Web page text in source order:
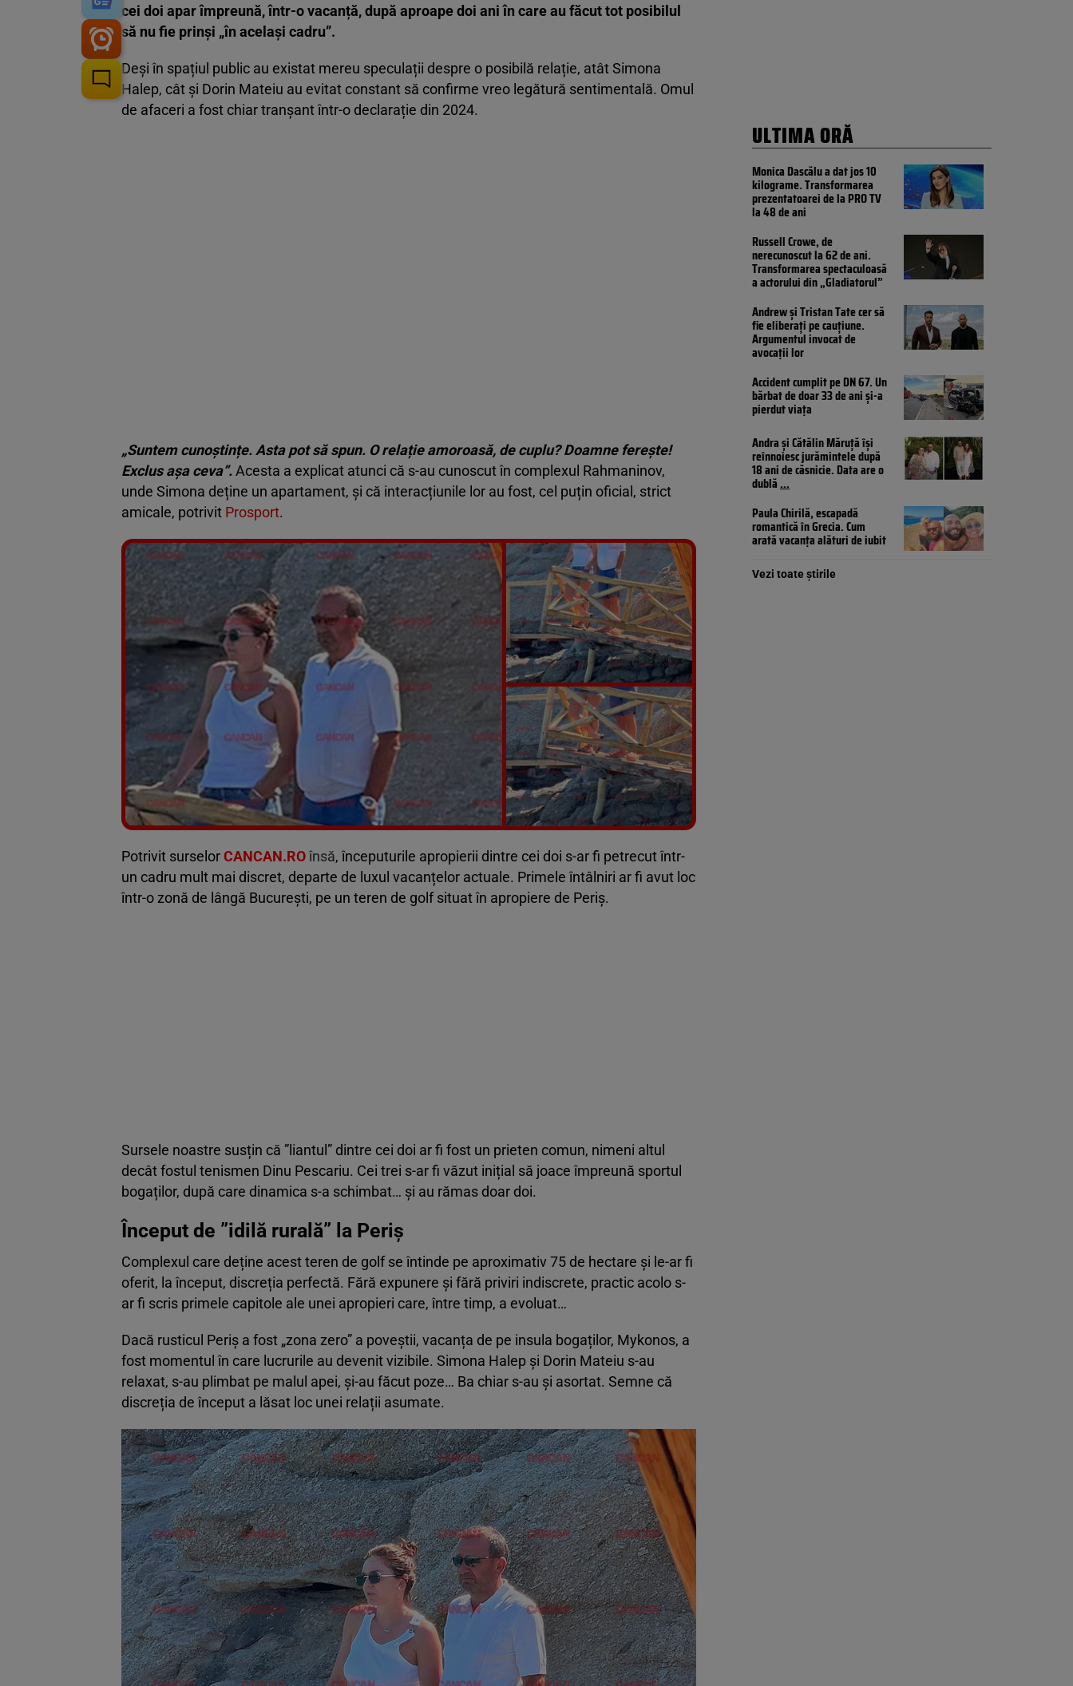
cei doi apar împreună, într-o vacanță, după aproape doi ani în care au făcut tot posibilul
să nu fie prinși „în același cadru”.
Deși în spațiul public au existat mereu speculații despre o posibilă relație, atât Simona
Halep, cât și Dorin Mateiu au evitat constant să confirme vreo legătură sentimentală. Omul
de afaceri a fost chiar tranșant într-o declarație din 2024.
„Suntem cunoștințe. Asta pot să spun. O relație amoroasă, de cuplu? Doamne ferește!
Exclus așa ceva”.Acesta a explicat atunci că s-au cunoscut în complexul Rahmaninov,
unde Simona deține un apartament, și că interacțiunile lor au fost, cel puțin oficial, strict
amicale, potrivit Prosport.
Vezi galeria foto
7 poze
Potrivit surselorCANCAN.ROînsă, începuturile apropierii dintre cei doi s-ar fi petrecut într-
un cadru mult mai discret, departe de luxul vacanțelor actuale. Primele întâlniri ar fi avut loc
într-o zonă de lângă București, pe un teren de golf situat în apropiere de Periș.
Sursele noastre susțin că ”liantul” dintre cei doi ar fi fost un prieten comun, nimeni altul
decât fostul tenismen Dinu Pescariu. Cei trei s-ar fi văzut inițial să joace împreună sportul
bogaților, după care dinamica s-a schimbat… și au rămas doar doi.
Început de ”idilă rurală” la Periș
Complexul care deține acest teren de golf se întinde pe aproximativ 75 de hectare și le-ar fi
oferit, la început, discreția perfectă. Fără expunere și fără priviri indiscrete, practic acolo s-
ar fi scris primele capitole ale unei apropieri care, între timp, a evoluat…
Dacă rusticul Periș a fost „zona zero” a poveștii, vacanța de pe insula bogaților, Mykonos, a
fost momentul în care lucrurile au devenit vizibile. Simona Halep și Dorin Mateiu s-au
relaxat, s-au plimbat pe malul apei, și-au făcut poze… Ba chiar s-au și asortat. Semne că
discreția de început a lăsat loc unei relații asumate.
ULTIMA ORĂ
Monica Dascălu a dat jos 10
kilograme. Transformarea
prezentatoarei de la PRO TV
la 48 de ani
Russell Crowe, de
nerecunoscut la 62 de ani.
Transformarea spectaculoasă
a actorului din „Gladiatorul”
Andrew și Tristan Tate cer să
fie eliberați pe cauțiune.
Argumentul invocat de
avocații lor
Accident cumplit pe DN 67. Un
bărbat de doar 33 de ani și-a
pierdut viața
Andra și Cătălin Măruță își
reînnoiesc jurămintele după
18 ani de căsnicie. Data are o
dublă...
Paula Chirilă, escapadă
romantică în Grecia. Cum
arată vacanța alături de iubit
Vezi toate știrile